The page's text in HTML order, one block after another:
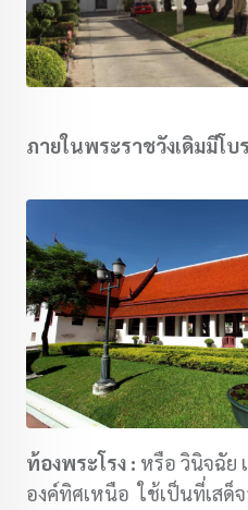
ภายในพระราชวังเดิมมีโ
ท้องพระโรง : หรือ วินิจฉัย
องค์ทิศเหนือ ใช้เป็นที่เสด็